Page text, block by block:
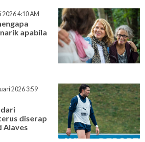
2026 4:10 AM
apabila
2026 3:59
diserap
Alaves